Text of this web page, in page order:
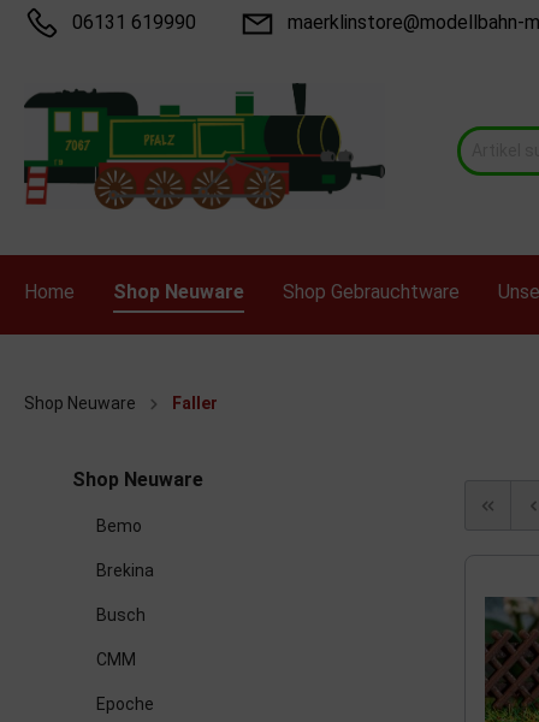
06131 619990 maerklinstore@modellbahn-
Home Shop Neuware Shop Gebrauchtware
Epoche
Faller
Piko Igra
Fleischmann H0
Märklin H0
Shop Neuware Faller
Shop Neuware
Bemo
Brekina
Busch
CMM
Epoche